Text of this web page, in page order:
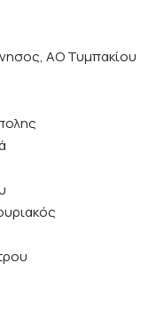
ΑΟ Τυμπακίου